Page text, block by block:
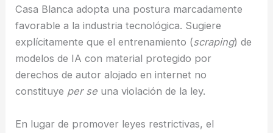
Casa Blanca adopta una postura marcadamente
favorable a la industria tecnológica. Sugiere
explícitamente que el entrenamiento (scraping) de
modelos de IA con material protegido por
derechos de autor alojado en internet no
constituye per se una violación de la ley.
En lugar de promover leyes restrictivas, el